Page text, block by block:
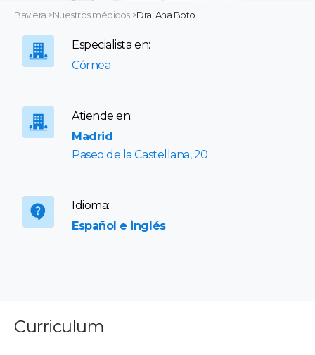
Baviera >Nuestros médicos >Dra. Ana Boto
Especialista en:
Córnea
Atiende en:
Madrid
Paseo de la Castellana, 20
Idioma:
Español e inglés
Curriculum